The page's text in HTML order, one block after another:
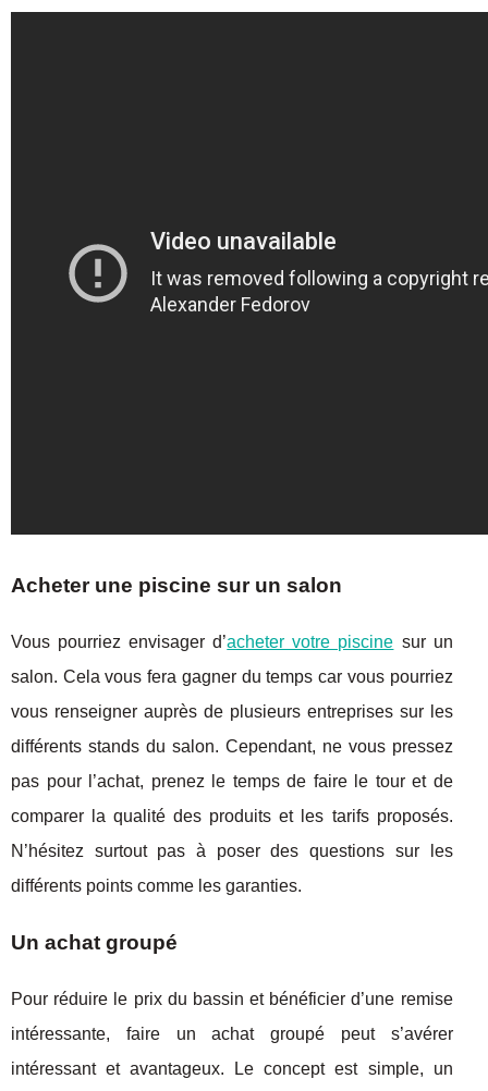
Acheter une piscine sur un salon
Vous pourriez envisager d’acheter votre piscine sur un
salon. Cela vous fera gagner du temps car vous pourriez
vous renseigner auprès de plusieurs entreprises sur les
différents stands du salon. Cependant, ne vous pressez
pas pour l’achat, prenez le temps de faire le tour et de
comparer la qualité des produits et les tarifs proposés.
N’hésitez surtout pas à poser des questions sur les
différents points comme les garanties.
Un achat groupé
Pour réduire le prix du bassin et bénéficier d’une remise
intéressante, faire un achat groupé peut s’avérer
intéressant et avantageux. Le concept est simple, un